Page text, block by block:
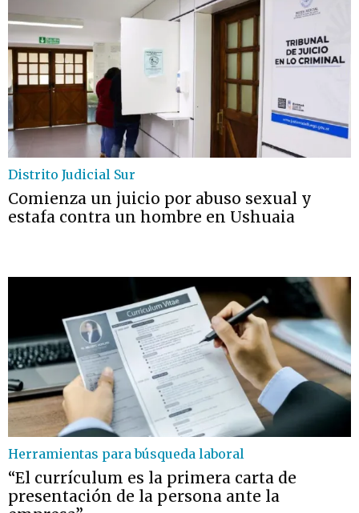
Distrito Judicial Sur
Comienza un juicio por abuso sexual y
estafa contra un hombre en Ushuaia
Herramientas para búsqueda laboral
“El currículum es la primera carta de
presentación de la persona ante la